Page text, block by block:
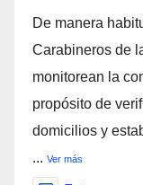
De manera
Carabineros de
monitorean la
propósito de
domicilios y
... Ver más